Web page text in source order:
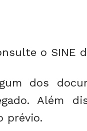
o SINE
dos
Além
prévio.